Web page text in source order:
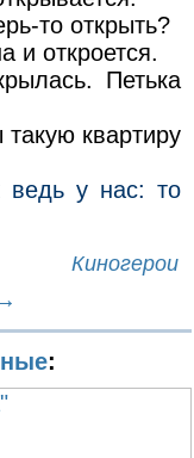
то открыть?
откроется.
Петька
квартиру
у нас: то
Киногерои
: